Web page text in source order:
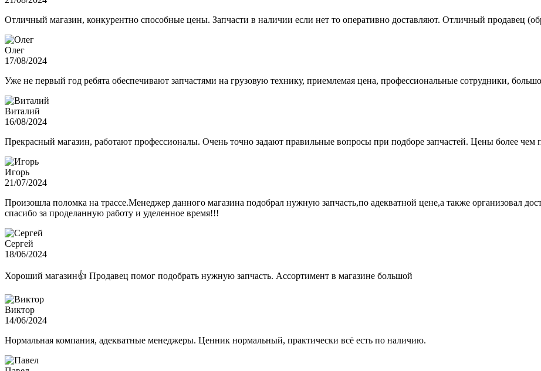
Отличный магазин, конкурентно способные цены. Запчасти в наличии если нет то оперативно доставляют. Отличный продавец
Олег
17/08/2024
Уже не первый год ребята обеспечивают запчастями на грузовую технику, приемлемая цена, профессиональные сотрудники,
Виталий
16/08/2024
Прекрасный магазин, работают профессионалы. Очень точно задают правильные вопросы при подборе запчастей. Цены более
Игорь
21/07/2024
Произошла поломка на трассе.Менеджер данного магазина подобрал нужную запчасть,по адекватной цене,а также организовал
спасибо за проделанную работу и уделенное время!!!
Сергей
18/06/2024
Хороший магазин👍 Продавец помог подобрать нужную запчасть. Ассортимент в магазине большой
Виктор
14/06/2024
Нормальная компания, адекватные менеджеры. Ценник нормальный, практически всё есть по наличию.